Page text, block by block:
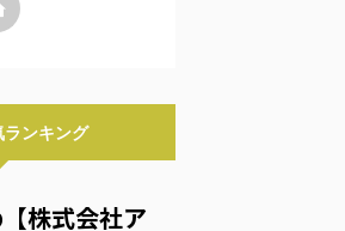
ンキング
株式会社ア